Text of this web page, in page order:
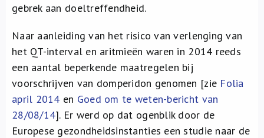
gebrek aan doeltreffendheid.
Naar aanleiding van het risico van verlenging van
het QT-interval en aritmieën waren in 2014 reeds
een aantal beperkende maatregelen bij
voorschrijven van domperidon genomen [zie Folia
april 2014 en Goed om te weten-bericht van
28/08/14]. Er werd op dat ogenblik door de
Europese gezondheidsinstanties een studie naar de